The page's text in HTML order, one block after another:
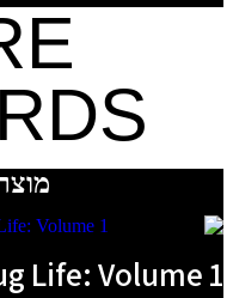
Life: Volume 1